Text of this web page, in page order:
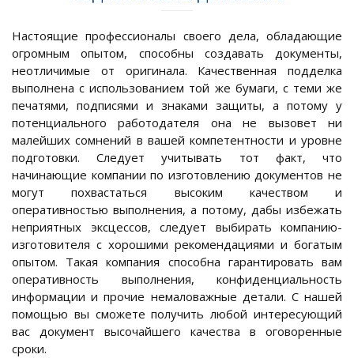
Настоящие профессионалы своего дела, обладающие
огромным опытом, способны создавать документы,
неотличимые от оригинала. Качественная подделка
выполнена с использованием той же бумаги, с теми же
печатями, подписями и знаками защиты, а потому у
потенциального работодателя она не вызовет ни
малейших сомнений в вашей компетентности и уровне
подготовки. Следует учитывать тот факт, что
начинающие компании по изготовлению документов не
могут похвастаться высоким качеством и
оперативностью выполнения, а потому, дабы избежать
неприятных эксцессов, следует выбирать компанию-
изготовителя с хорошими рекомендациями и богатым
опытом. Такая компания способна гарантировать вам
оперативность выполнения, конфиденциальность
информации и прочие немаловажные детали. С нашей
помощью вы сможете получить любой интересующий
вас документ высочайшего качества в оговоренные
сроки.